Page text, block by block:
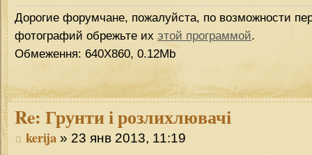
Дорогие форумчане, пожалуйста, по возможности
фотографий обрежьте их этой программой.
Обмеження: 640Х860, 0.12Mb
Re: Грунти і розлихлювачі
kerija » 23 янв 2013, 11:19